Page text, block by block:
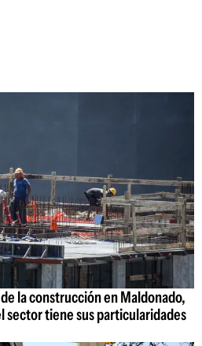
la construcción en Maldonado,
sector tiene sus particularidades